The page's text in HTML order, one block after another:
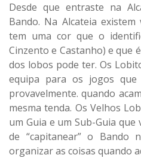
Desde que entraste na
Bando. Na Alcateia
tem uma cor que o
Cinzento e Castanho) e que
dos lobos pode ter. Os
equipa para os jogos
provavelmente. quando
mesma tenda. Os Velhos
um Guia e um Sub-Guia
de “capitanear” o
organizar as coisas quando